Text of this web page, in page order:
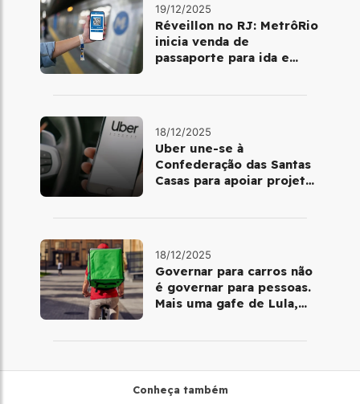
19/12/2025
Réveillon no RJ: MetrôRio
inicia venda de
passaporte para ida e
18/12/2025
Uber une-se à
Confederação das Santas
Casas para apoiar projetos
18/12/2025
Governar para carros não
é governar para pessoas.
Mais uma gafe de Lula,
Conheça também